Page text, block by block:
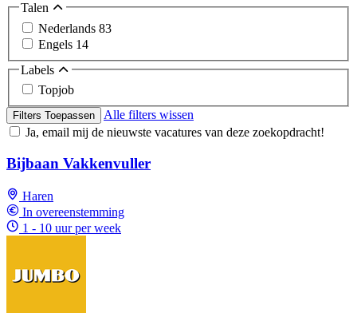
Talen
Nederlands 83
Engels 14
Labels
Topjob
Filters Toepassen
Alle filters wissen
Ja, email mij de nieuwste vacatures van deze zoekopdracht!
Bijbaan Vakkenvuller
Haren
In overeenstemming
1 - 10 uur per week